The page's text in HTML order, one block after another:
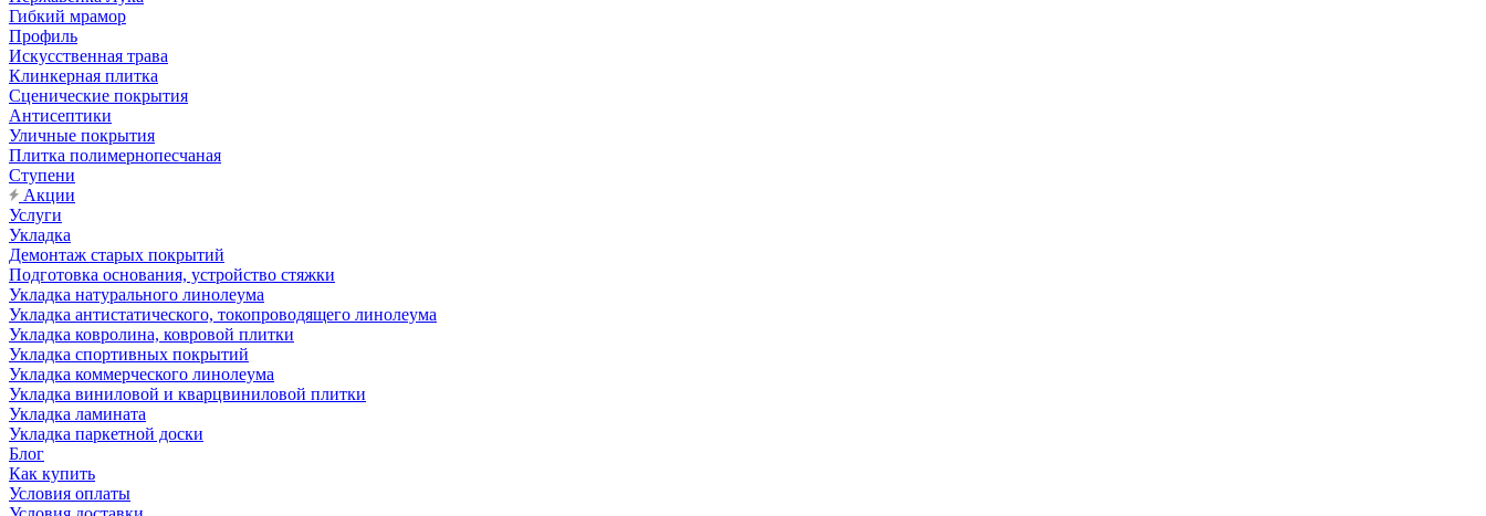
Гибкий мрамор
Профиль
Искусственная трава
Клинкерная плитка
Сценические покрытия
Антисептики
Уличные покрытия
Плитка полимернопесчаная
Ступени
Акции
Услуги
Укладка
Демонтаж старых покрытий
Подготовка основания, устройство стяжки
Укладка натурального линолеума
Укладка антистатического, токопроводящего линолеума
Укладка ковролина, ковровой плитки
Укладка спортивных покрытий
Укладка коммерческого линолеума
Укладка виниловой и кварцвиниловой плитки
Укладка ламината
Укладка паркетной доски
Блог
Как купить
Условия оплаты